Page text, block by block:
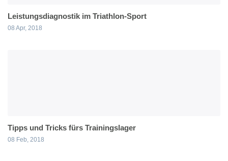
Leistungsdiagnostik im Triathlon-Sport
08 Apr, 2018
Tipps und Tricks fürs Trainingslager
08 Feb, 2018